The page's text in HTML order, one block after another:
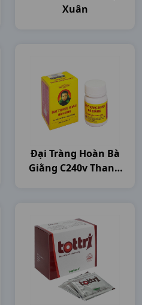
Xuân
Đại Tràng Hoàn Bà
Giằng C240v Thanh